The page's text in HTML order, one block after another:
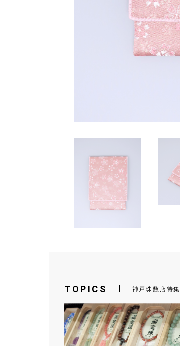
TOPICS 神戸珠数店特集